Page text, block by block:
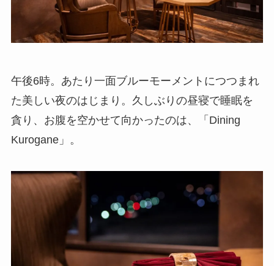
午後6時。あたり一面ブルーモーメントにつつまれ
た美しい夜のはじまり。久しぶりの昼寝で睡眠を
貪り、お腹を空かせて向かったのは、「Dining
Kurogane」。